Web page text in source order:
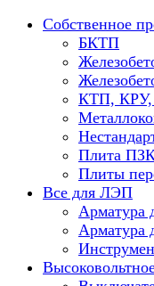
Собственное
БКТП
КТП,
Плита
Плиты
Все для ЛЭП
Арматура
Арматура